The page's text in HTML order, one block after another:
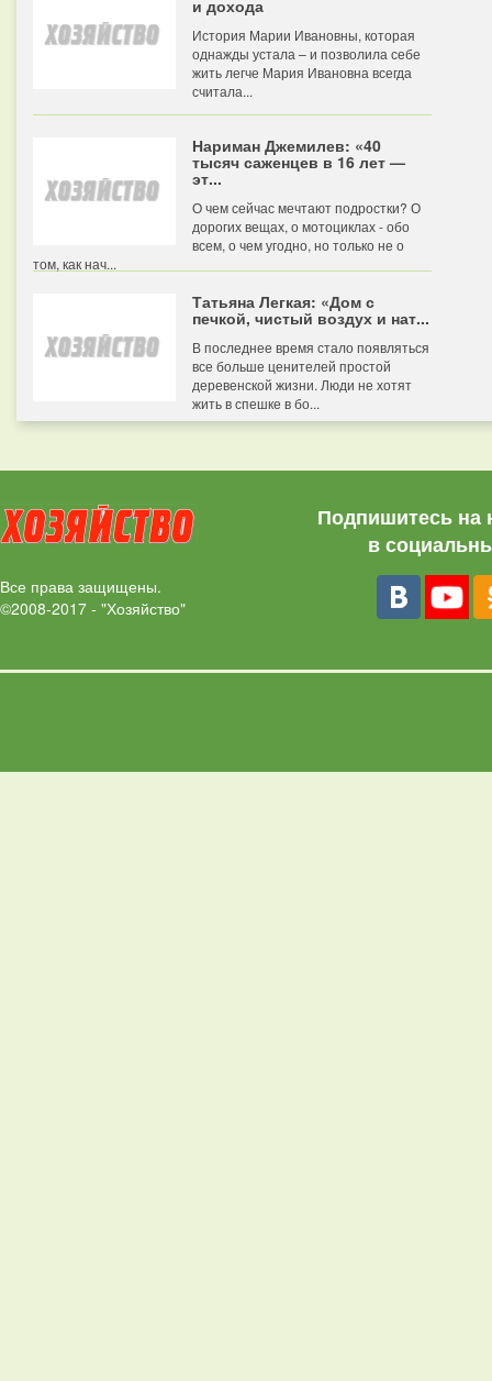
и дохода
История Марии Ивановны, которая
однажды устала – и позволила себе
жить легче Мария Ивановна всегда
считала...
Нариман Джемилев: «40
тысяч саженцев в 16 лет —
эт...
О чем сейчас мечтают подростки? О
дорогих вещах, о мотоциклах - обо
всем, о чем угодно, но только не о
том, как нач...
Татьяна Легкая: «Дом с
печкой, чистый воздух и нат...
В последнее время стало появляться
все больше ценителей простой
деревенской жизни. Люди не хотят
жить в спешке в бо...
Все права защищены.
©2008-2017 - "Хозяйство"
Подпишитесь на
в